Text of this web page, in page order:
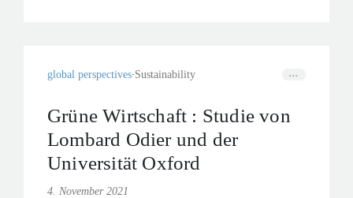
zukunftsorientierten Investoren
Anlagechancen bieten?
global perspectives Sustainability
Grüne Wirtschaft : Studie von
Lombard Odier und der
Universität Oxford
4. November 2021